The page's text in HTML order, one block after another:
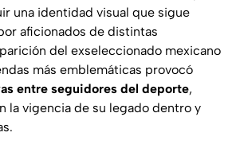
una identidad visual que sigue
aficionados de distintas
del exseleccionado mexicano
más emblemáticas provocó
entre seguidores del deporte,
la vigencia de su legado dentro y